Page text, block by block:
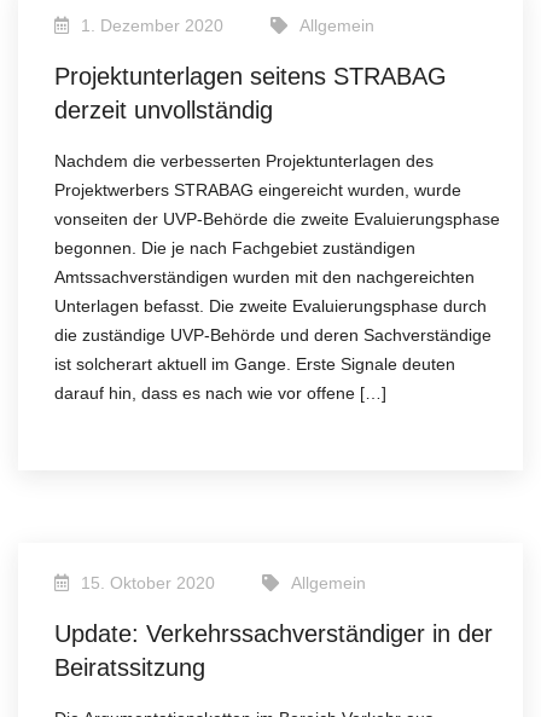
1. Dezember 2020 Allgemein
Projektunterlagen seitens STRABAG
derzeit unvollständig
Nachdem die verbesserten Projektunterlagen des
Projektwerbers STRABAG eingereicht wurden, wurde
vonseiten der UVP-Behörde die zweite Evaluierungsphase
begonnen. Die je nach Fachgebiet zuständigen
Amtssachverständigen wurden mit den nachgereichten
Unterlagen befasst. Die zweite Evaluierungsphase durch
die zuständige UVP-Behörde und deren Sachverständige
ist solcherart aktuell im Gange. Erste Signale deuten
darauf hin, dass es nach wie vor offene […]
15. Oktober 2020 Allgemein
Update: Verkehrssachverständiger in der
Beiratssitzung